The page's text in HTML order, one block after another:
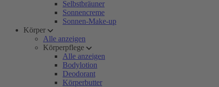
Selbstbräuner
Sonnencreme
Sonnen-Make-up
Körper
Alle anzeigen
Körperpflege
Alle anzeigen
Bodylotion
Deodorant
Körperbutter